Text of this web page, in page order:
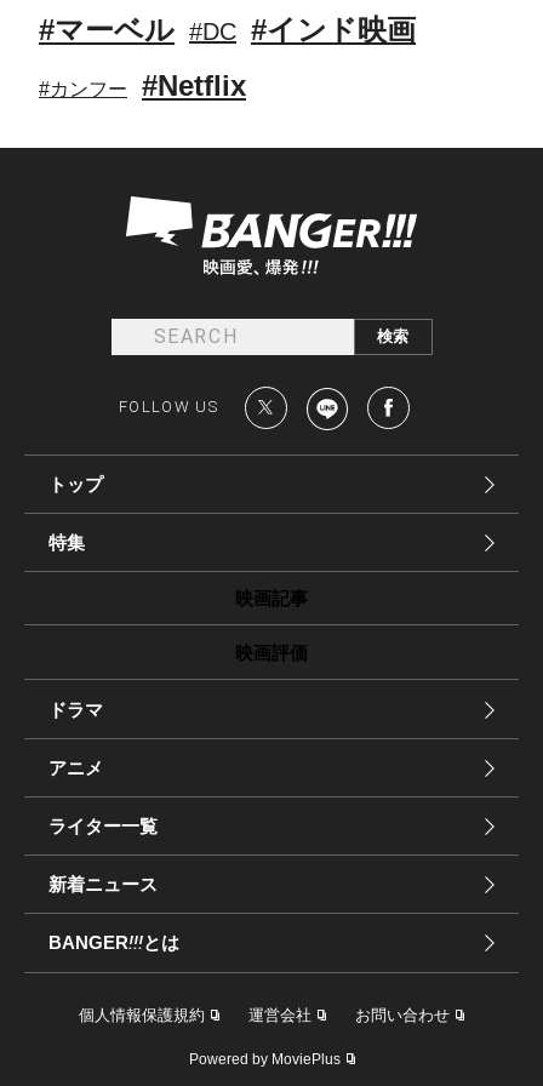
#マーベル #DC #インド映画
#カンフー #Netflix
FOLLOW US
トップ
特集
映画記事
映画評価
ドラマ
アニメ
ライター一覧
新着ニュース
BANGER!!!とは
個人情報保護規約 運営会社 お問い合わせ
Powered by MoviePlus